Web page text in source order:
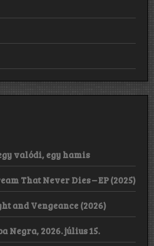
valódi, egy hamis
That Never Dies – EP (2025)
and Vengeance (2026)
Negra, 2026. július 15.